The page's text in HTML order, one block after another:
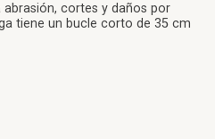
abrasión, cortes y daños por
tiene un bucle corto de 35 cm